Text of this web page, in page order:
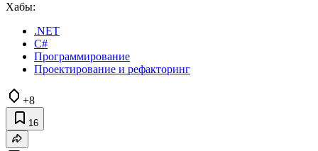
Хабы:
.NET
C#
Программирование
Проектирование и рефакторинг
+8
16